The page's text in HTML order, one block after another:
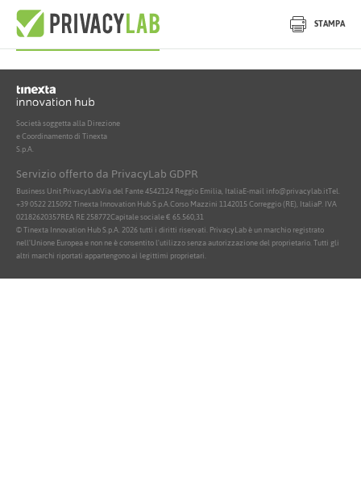
STAMPA
Nessun documento attivo trovato
Società soggetta alla Direzione
e Coordinamento di Tinexta
S.p.A.
Servizio offerto da PrivacyLab GDPR
Business Unit PrivacyLabVia del Fante 4542124 Reggio Emilia, ItaliaE-mail info@privacylab.itTel.
+39 0522 215092Tinexta Innovation Hub S.p.A.Corso Mazzini 1142015 Correggio (RE), ItaliaP. IVA
02182620357REA RE 258772Capitale sociale € 65.560,31
© Tinexta Innovation Hub S.p.A. 2026 tutti i diritti riservati. PrivacyLab è un marchio registrato
nell'Unione Europea e non ne è consentito l'utilizzo senza autorizzazione del proprietario. Tutti gli
altri marchi riportati appartengono ai legittimi proprietari.